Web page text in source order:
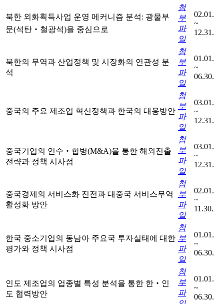
북한 외화획득사업 운영 메커니즘 분석: 광물부
문(석탄‧철광석)을 중심으로
첨
부
파
일
02.01.
~
12.31.
북한의 무역과 산업정책 및 시장화의 연관성 분
석
첨
부
파
일
01.01.
~
06.30.
중국의 주요 제조업 혁신정책과 한국의 대응방안
첨
부
파
일
03.01.
~
12.31.
중국기업의 인수‧합병(M&A)을 통한 해외진출
전략과 정책 시사점
첨
부
파
일
03.01.
~
12.31.
중국경제의 서비스화 진전과 대중국 서비스무역
활성화 방안
첨
부
파
일
02.01.
~
11.30.
한국 중소기업의 동남아 주요국 투자실태에 대한
평가와 정책 시사점
첨
부
파
일
01.01.
~
06.30.
인도 제조업의 업종별 특성 분석을 통한 한‧인
도 협력방안
첨
부
파
01.01.
~
06.30.